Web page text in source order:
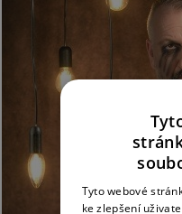
Tyto webové
ke zlepšení